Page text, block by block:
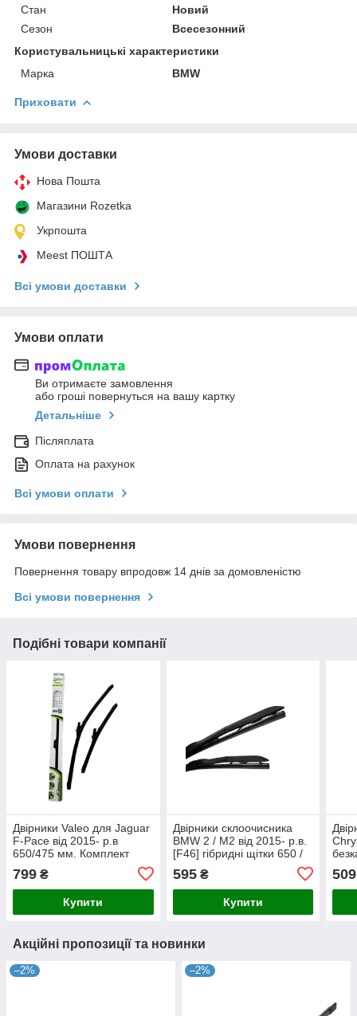
Стан
Новий
Сезон
Всесезонний
Користувальницькі характеристики
Марка
BMW
Приховати
Умови доставки
Нова Пошта
Магазини Rozetka
Укрпошта
Meest ПОШТА
Всі умови доставки
Умови оплати
Ви отримаєте замовлення
або гроші повернуться на вашу картку
Детальніше
Післяплата
Оплата на рахунок
Всі умови оплати
Умови повернення
Повернення товару впродовж 14 днів за домовленістю
Всі умови повернення
Подібні товари компанії
Двірники Valeo для Jaguar
F-Pace від 2015- р.в
650/475 мм. Комплект
безкаркасних 2 шт.
799 ₴
Купити
Двірники склоочисника
BMW 2 / M2 від 2015- р.в.
[F46] гібридні щітки 650 /
480 мм. Armer (комплект 2
шт.)
595₴
Купити
шт.)
509
Акційні пропозиції та новинки
–2% –2%